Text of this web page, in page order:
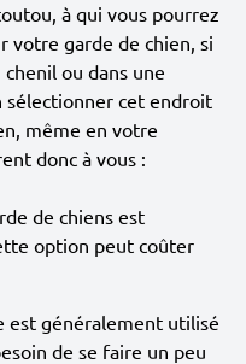
à qui vous pourrez
votre garde de chien, si
ou dans une
sélectionner cet endroit
même en votre
donc à vous :
de chiens est
option peut coûter
est généralement utilisé
de se faire un peu